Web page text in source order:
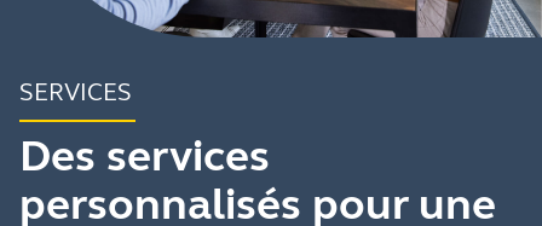
SERVICES
Des services
personnalisés pour une